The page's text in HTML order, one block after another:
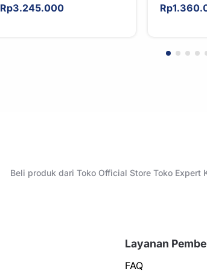
High Airflow Black
Rp3.245.000 Rp
Beli produk dari Toko Official Store Toko Expert
Layanan
FAQ